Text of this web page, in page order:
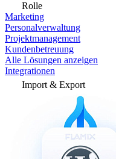
Rolle
Marketing
Personalverwaltung
Projektmanagement
Kundenbetreuung
Alle Lösungen anzeigen
Integrationen
Import & Export